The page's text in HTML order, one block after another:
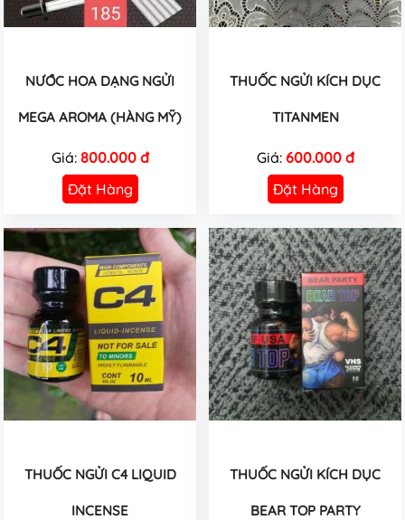
NƯỚC HOA DẠNG NGỬI
MEGA AROMA (HÀNG MỸ)
Giá: 800.000 đ
Đặt Hàng
THUỐC NGỬI KÍCH DỤC
TITANMEN
Giá: 600.000 đ
Đặt Hàng
THUỐC NGỬI C4 LIQUID
INCENSE
THUỐC NGỬI KÍCH DỤC
BEAR TOP PARTY